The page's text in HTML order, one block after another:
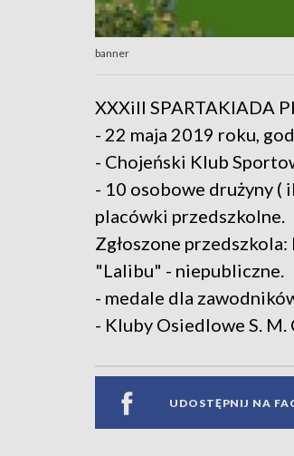
banner
XXXilI SPARTAKIADA
- 22 maja 2019 roku,
- Chojeński Klub
- 10 osobowe drużyny (
placówki przedszkolne.
Zgłoszone
"Lalibu" - niepubliczne.
- medale dla
- Kluby Osiedlowe S. M.
UDOSTĘPNIJ NA